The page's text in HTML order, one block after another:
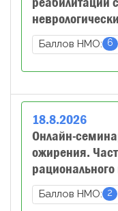
Баллов НМО: 6
18.8.2026
Онлайн-
ожирения.
Баллов НМО: 2